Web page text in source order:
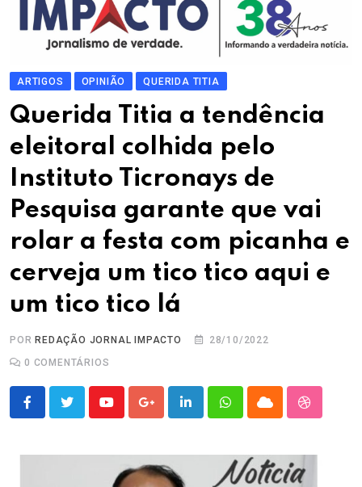
ARTIGOS OPINIÃO QUERIDA TITIA
Querida Titia a tendência
eleitoral colhida pelo
Instituto Ticronays de
Pesquisa garante que vai
rolar a festa com picanha e
cerveja um tico tico aqui e
um tico tico lá
POR REDAÇÃO JORNAL IMPACTO
28/10/2022
0 COMENTÁRIOS
YoutubeGoogle+LinkedInWhatsappCloud